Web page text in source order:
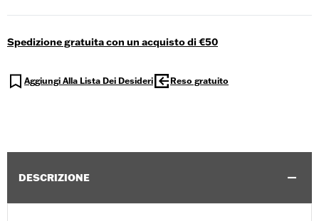
Spedizione gratuita con un acquisto di €50
Aggiungi Alla Lista Dei Desideri Reso gratuito
DESCRIZIONE